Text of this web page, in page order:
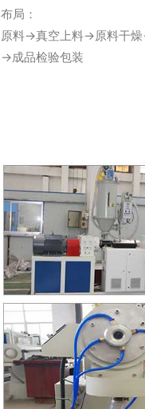
布局：
原料→真空上料→原料干
→成品检验包装